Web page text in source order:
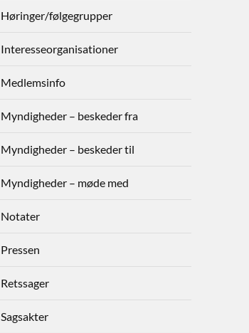
Høringer/følgegrupper
Interesseorganisationer
Medlemsinfo
Myndigheder – beskeder fra
Myndigheder – beskeder til
Myndigheder – møde med
Notater
Pressen
Retssager
Sagsakter